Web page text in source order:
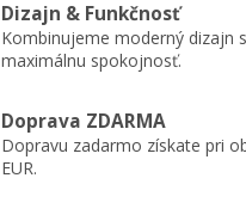
Dizajn & Funkčnosť
Kombinujeme moderný dizajn
maximálnu spokojnosť.
Doprava ZDARMA
Dopravu zadarmo získate pri
EUR.